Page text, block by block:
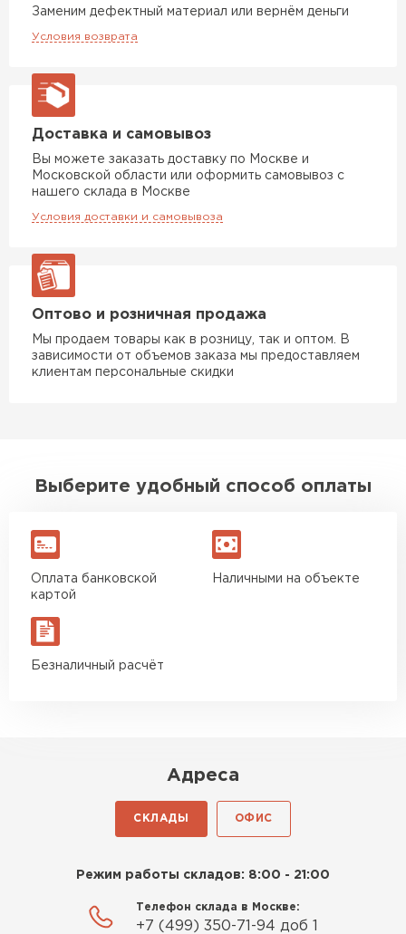
Заменим дефектный материал или вернём деньги
Условия возврата
Доставка и самовывоз
Вы можете заказать доставку по Москве и
Московской области или оформить самовывоз с
нашего склада в Москве
Условия доставки и самовывоза
Оптово и розничная продажа
Мы продаем товары как в розницу, так и оптом. В
зависимости от объемов заказа мы предоставляем
клиентам персональные скидки
Выберите удобный способ оплаты
Оплата банковской
картой
Наличными на объекте
Безналичный расчёт
Адреса
СКЛАДЫ ОФИС
Режим работы складов: 8:00 - 21:00
Телефон склада в Москве:
+7 (499) 350-71-94 доб 1